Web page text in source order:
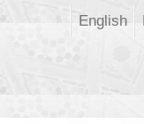
English